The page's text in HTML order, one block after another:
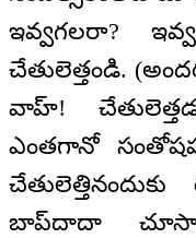
ఇవ్వగలరా?
చేతులెత్తండి.
వాహ్‌!
ఎంతగానో
బాప్‌దాదా